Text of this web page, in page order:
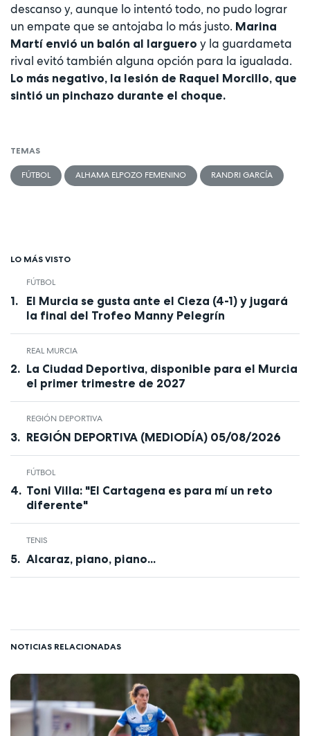
descanso y, aunque lo intentó todo, no pudo lograr
un empate que se antojaba lo más justo. Marina
Martí envió un balón al larguero y la guardameta
rival evitó también alguna opción para la igualada.
Lo más negativo, la lesión de Raquel Morcillo, que
sintió un pinchazo durante el choque.
TEMAS
FÚTBOL ALHAMA ELPOZO FEMENINO RANDRI GARCÍA
LO MÁS VISTO
FÚTBOL
El Murcia se gusta ante el Cieza (4-1) y jugará
la final del Trofeo Manny Pelegrín
REAL MURCIA
La Ciudad Deportiva, disponible para el Murcia
el primer trimestre de 2027
REGIÓN DEPORTIVA
REGIÓN DEPORTIVA (MEDIODÍA) 05/08/2026
FÚTBOL
Toni Villa: "El Cartagena es para mí un reto
diferente"
TENIS
Alcaraz, piano, piano...
NOTICIAS RELACIONADAS